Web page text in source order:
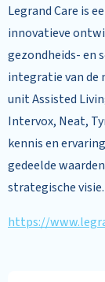
Legrand Care is
innovatieve
gezondheids- en
integratie van de
unit Assisted
Intervox, Neat,
kennis en
gedeelde
strategische visie.
https://